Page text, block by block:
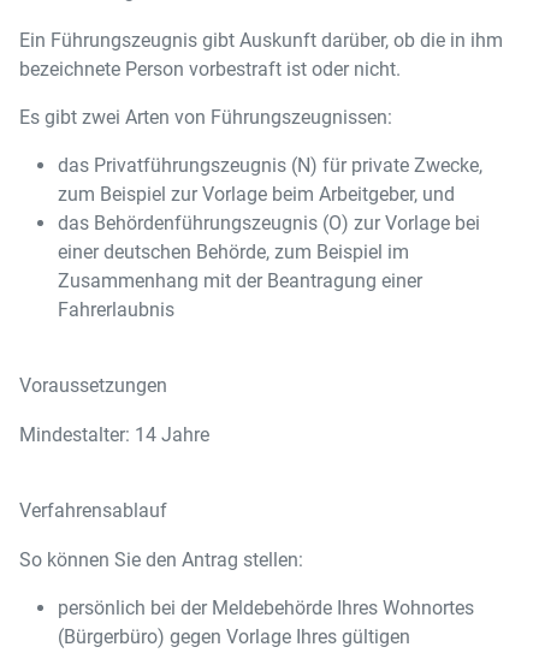
Ein Führungszeugnis gibt Auskunft darüber, ob die in ihm
bezeichnete Person vorbestraft ist oder nicht.
Es gibt zwei Arten von Führungszeugnissen:
das Privatführungszeugnis (N) für private Zwecke,
zum Beispiel zur Vorlage beim Arbeitgeber, und
das Behördenführungszeugnis (O) zur Vorlage bei
einer deutschen Behörde, zum Beispiel im
Zusammenhang mit der Beantragung einer
Fahrerlaubnis
Voraussetzungen
Mindestalter: 14 Jahre
Verfahrensablauf
So können Sie den Antrag stellen:
persönlich bei der Meldebehörde Ihres Wohnortes
(Bürgerbüro) gegen Vorlage Ihres gültigen